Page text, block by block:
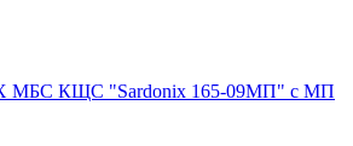
МБС КЩС "Sardonix 165-09МП" с МП